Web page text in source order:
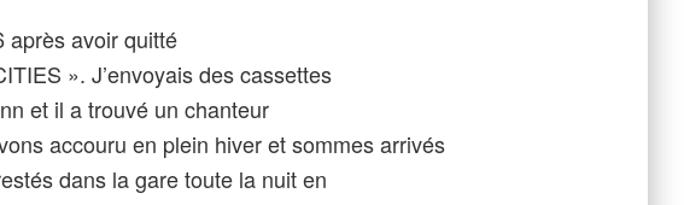
après avoir quitté
». J’envoyais des cassettes
et il a trouvé un chanteur
accouru en plein hiver et sommes arrivés
dans la gare toute la nuit en